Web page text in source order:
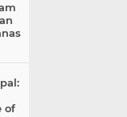
of